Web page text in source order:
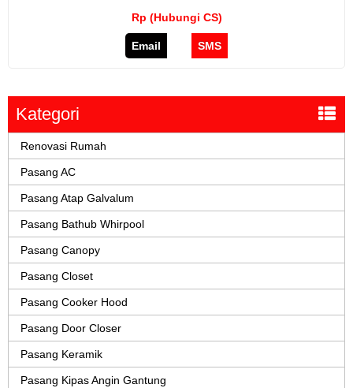
Rp (Hubungi CS)
Email SMS
Kategori
Renovasi Rumah
Pasang AC
Pasang Atap Galvalum
Pasang Bathub Whirpool
Pasang Canopy
Pasang Closet
Pasang Cooker Hood
Pasang Door Closer
Pasang Keramik
Pasang Kipas Angin Gantung